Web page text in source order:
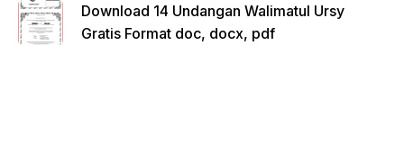
Download 14 Undangan Walimatul Ursy
Gratis Format doc, docx, pdf